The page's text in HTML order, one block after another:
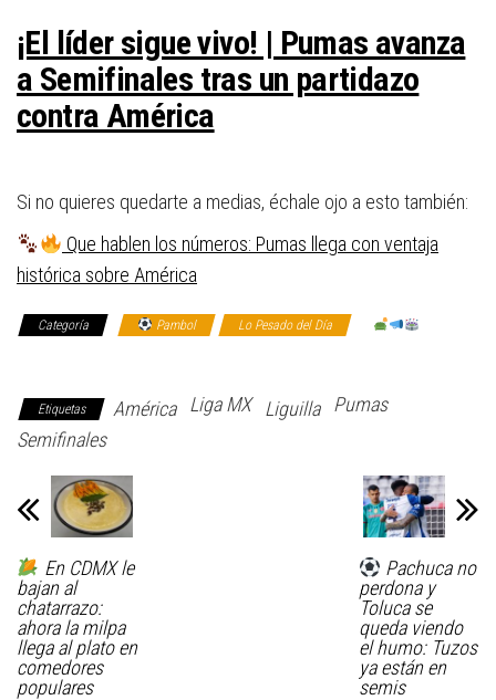
¡El líder sigue vivo! | Pumas avanza
a Semifinales tras un partidazo
contra América
Si no quieres quedarte a medias, échale ojo a esto también:
Que hablen los números: Pumas llega con ventaja
histórica sobre América
Categoría Pambol Lo Pesado del Día
Etiquetas América Liga MX Liguilla
Pumas
Semifinales
En CDMX le
bajan al
chatarrazo:
ahora la milpa
llega al plato en
comedores
populares
Pachuca no
perdona y
Toluca se
queda viendo
el humo: Tuzos
ya están en
semis